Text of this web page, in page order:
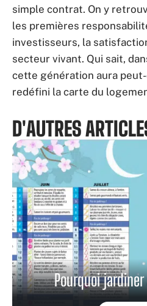
simple contrat. On y
les premières
investisseurs, la
secteur vivant. Qui sait,
cette génération aura
redéfini la carte du
D'AUTRES
Pourquoi